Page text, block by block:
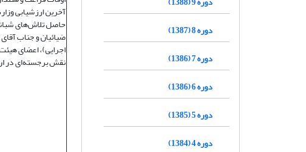
دوره 8 (1387)
دوره 7 (1386)
دوره 6 (1386)
دوره 5 (1385)
دوره 4 (1384)
آخرین ارزشیابی
حاصل تلاش‌های
ضیائیان و جناب
اجرایی)، اعضای
نقش برجسته‌ای در